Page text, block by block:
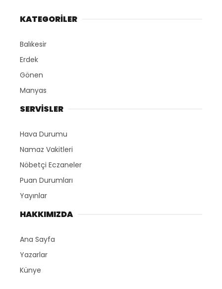
KATEGORİLER
Balıkesir
Erdek
Gönen
Manyas
SERVİSLER
Hava Durumu
Namaz Vakitleri
Nöbetçi Eczaneler
Puan Durumları
Yayınlar
HAKKIMIZDA
Ana Sayfa
Yazarlar
Künye